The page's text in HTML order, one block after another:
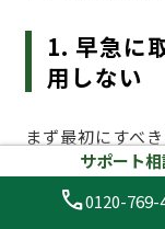
1. 早急に
用しない
まず最初にすべき
す。詐欺サイト
うリスクを高め
サポート
call0120-769-